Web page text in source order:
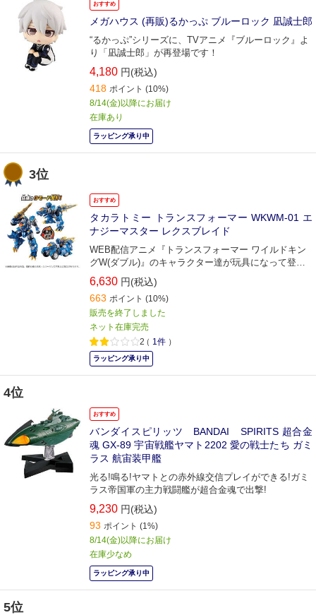
おすすめ
メガハウス (再販)るかっぷ ブルーロック 凪誠士郎
“るかっぷ”シリーズに、TVアニメ『ブルーロック』よ
り「凪誠士郎」が再登場です！
4,180 円(税込)
418 ポイント (10%)
8/14(金)以降にお届け
在庫あり
ラッピング承り中
3位
おすすめ
タカラトミー トランスフォーマー WKWM-01 エ
ナジーマスター レクスブレイド
WEB配信アニメ『トランスフォーマー ワイルドキン
グW(ダブル)』のキャラクター達が玩具になって登
場！
6,630 円(税込)
663 ポイント (10%)
販売を終了しました
ネット在庫完売
2（ 1件 ）
ラッピング承り中
4位
おすすめ
バンダイスピリッツ BANDAI SPIRITS 超合金
魂 GX-89 宇宙戦艦ヤマト2202 愛の戦士たち ガミ
ラス 航宙装甲艦
光る!鳴る!ヤマトとの赤外線交信プレイができる!ガミ
ラス帝国軍の主力戦闘艦が超合金魂で出撃!
9,230 円(税込)
93 ポイント (1%)
8/14(金)以降にお届け
在庫少なめ
ラッピング承り中
5位